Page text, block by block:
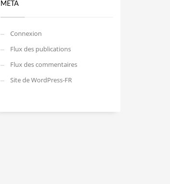
MÉTA
Connexion
Flux des publications
Flux des commentaires
Site de WordPress-FR